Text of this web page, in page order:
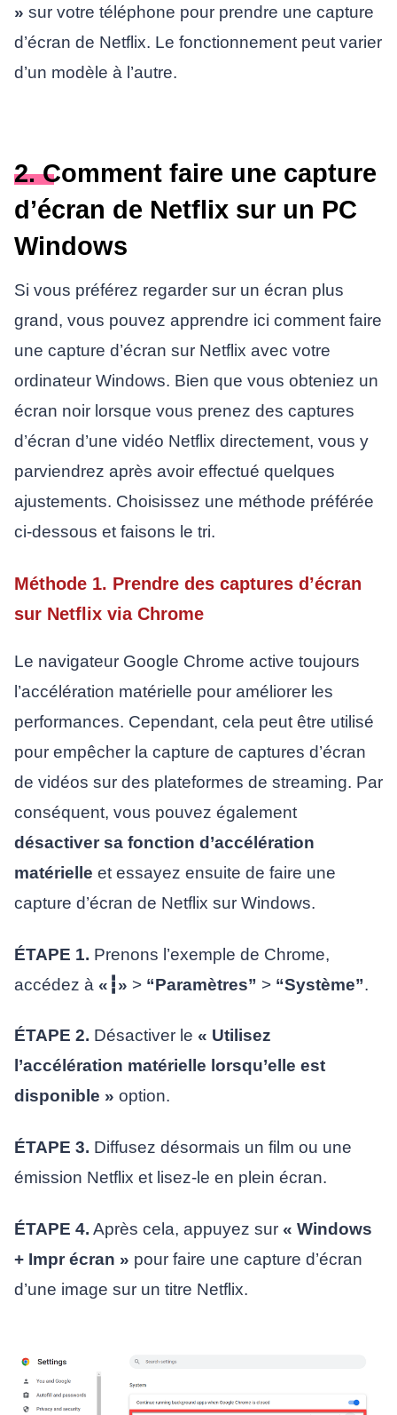
» sur votre téléphone pour prendre une capture
d’écran de Netflix. Le fonctionnement peut varier
d’un modèle à l’autre.
2. Comment faire une capture
d’écran de Netflix sur un PC
Windows
Si vous préférez regarder sur un écran plus
grand, vous pouvez apprendre ici comment faire
une capture d’écran sur Netflix avec votre
ordinateur Windows. Bien que vous obteniez un
écran noir lorsque vous prenez des captures
d’écran d’une vidéo Netflix directement, vous y
parviendrez après avoir effectué quelques
ajustements. Choisissez une méthode préférée
ci-dessous et faisons le tri.
Méthode 1. Prendre des captures d’écran
sur Netflix via Chrome
Le navigateur Google Chrome active toujours
l’accélération matérielle pour améliorer les
performances. Cependant, cela peut être utilisé
pour empêcher la capture de captures d’écran
de vidéos sur des plateformes de streaming. Par
conséquent, vous pouvez également
désactiver sa fonction d’accélération
matérielle et essayez ensuite de faire une
capture d’écran de Netflix sur Windows.
ÉTAPE 1. Prenons l’exemple de Chrome,
accédez à «┇» > “Paramètres” > “Système”.
ÉTAPE 2. Désactiver le « Utilisez
l’accélération matérielle lorsqu’elle est
disponible » option.
ÉTAPE 3. Diffusez désormais un film ou une
émission Netflix et lisez-le en plein écran.
ÉTAPE 4. Après cela, appuyez sur « Windows
+ Impr écran » pour faire une capture d’écran
d’une image sur un titre Netflix.